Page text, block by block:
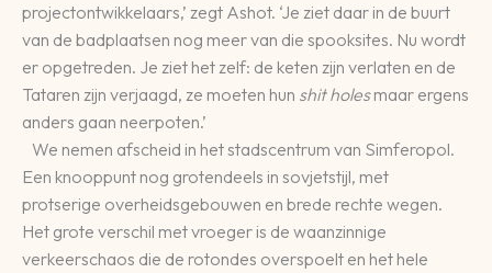
projectontwikkelaars,’ zegt Ashot. ‘Je ziet daar in de buurt
van de badplaatsen nog meer van die spooksites. Nu wordt
er opgetreden. Je ziet het zelf: de keten zijn verlaten en de
Tataren zijn verjaagd, ze moeten hun shit holesmaar ergens
anders gaan neerpoten.’
We nemen afscheid in het stadscentrum van Simferopol.
Een knooppunt nog grotendeels in sovjetstijl, met
protserige overheidsgebouwen en brede rechte wegen.
Het grote verschil met vroeger is de waanzinnige
verkeerschaos die de rotondes overspoelt en het hele